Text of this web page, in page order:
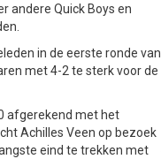
andere Quick Boys en
in de eerste ronde van
met 4-2 te sterk voor de
afgerekend met het
Achilles Veen op bezoek
eind te trekken met